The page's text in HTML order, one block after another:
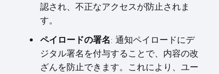
認され、不正なアクセスが防止されま
す。
ペイロードの署名: 通知ペイロードにデ
ジタル署名を付与することで、内容の改
ざんを防止できます。これにより、ユー